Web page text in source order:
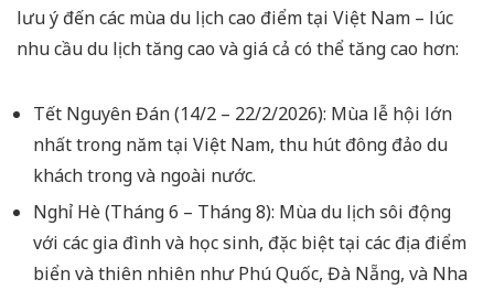
lưu ý đến các mùa du lịch cao điểm tại Việt Nam – lúc
nhu cầu du lịch tăng cao và giá cả có thể tăng cao hơn:
Tết Nguyên Đán (14/2 – 22/2/2026): Mùa lễ hội lớn
nhất trong năm tại Việt Nam, thu hút đông đảo du
khách trong và ngoài nước.
Nghỉ Hè (Tháng 6 – Tháng 8): Mùa du lịch sôi động
với các gia đình và học sinh, đặc biệt tại các địa điểm
biển và thiên nhiên như Phú Quốc, Đà Nẵng, và Nha